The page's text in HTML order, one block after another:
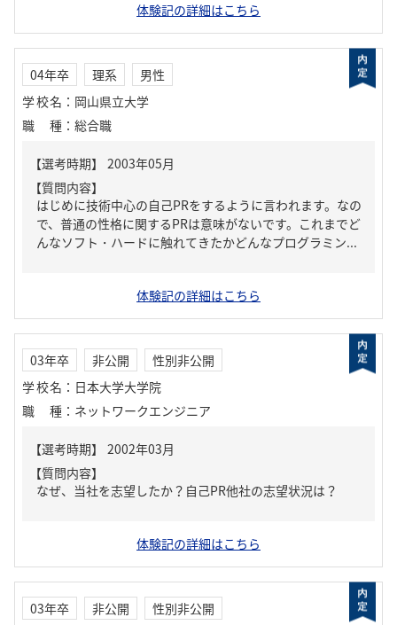
体験記の詳細はこちら
04年卒 理系
男性
学校名 ： 岡山県立大学
職種 ： 総合職
【質問内容】
はじめに技術中心の自己PRをするように言われます。なの
で、普通の性格に関するPRは意味がないです。これまでど
んなソフト・ハードに触れてきたかどんなプログラミン...
体験記の詳細はこちら
03年卒 非公開
性別非公開
学校名 ： 日本大学大学院
職種 ： ネットワークエンジニア
【質問内容】
なぜ、当社を志望したか？自己PR他社の志望状況は？
体験記の詳細はこちら
03年卒 非公開
性別非公開